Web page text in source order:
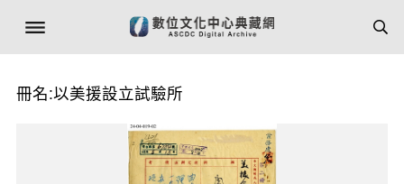
冊名:以美援設立試驗所